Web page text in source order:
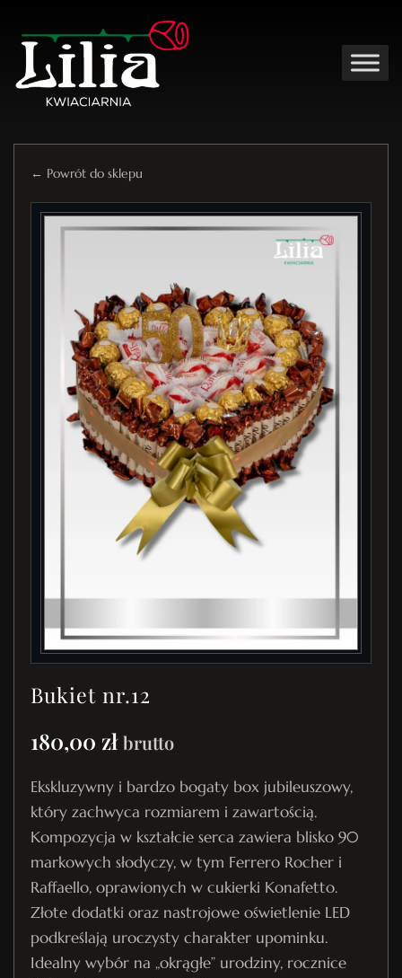
← Powrót do sklepu
Bukiet nr.12
180,00 zł brutto
Ekskluzywny i bardzo bogaty box jubileuszowy,
który zachwyca rozmiarem i zawartością.
Kompozycja w kształcie serca zawiera blisko 90
markowych słodyczy, w tym Ferrero Rocher i
Raffaello, oprawionych w cukierki Konafetto.
Złote dodatki oraz nastrojowe oświetlenie LED
podkreślają uroczysty charakter upominku.
Idealny wybór na „okrągłe” urodziny, rocznice